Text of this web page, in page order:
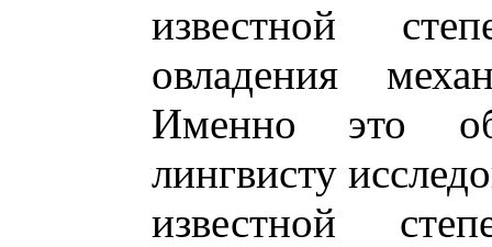
известной
овладения
Именно это
лингвисту
известной